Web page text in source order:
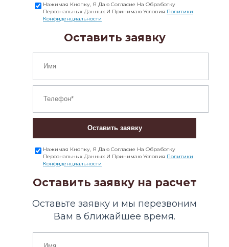
Нажимая Кнопку, Я Даю Согласие На Обработку
Персональных Данных И Принимаю Условия Политики
Конфиденциальности
Оставить заявку
Оставить заявку
Нажимая Кнопку, Я Даю Согласие На Обработку
Персональных Данных И Принимаю Условия Политики
Конфиденциальности
Оставить заявку на расчет
Оставьте заявку и мы перезвоним
Вам в ближайшее время.